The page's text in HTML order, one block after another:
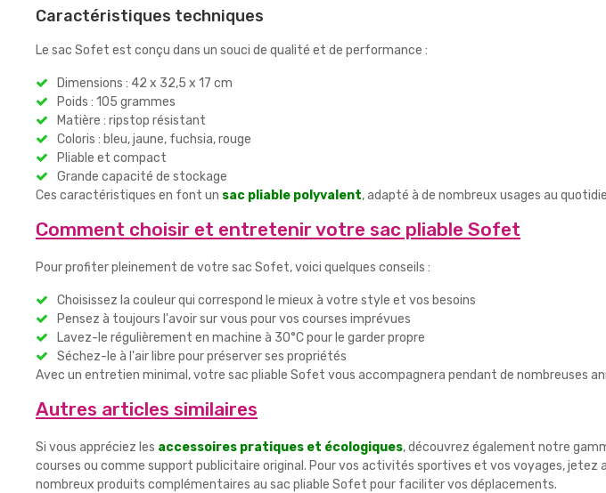
Caractéristiques techniques
Le sac Sofet est conçu dans un souci de qualité et de performance :
Dimensions : 42 x 32,5 x 17 cm
Poids : 105 grammes
Matière : ripstop résistant
Coloris : bleu, jaune, fuchsia, rouge
Pliable et compact
Grande capacité de stockage
Ces caractéristiques en font un sac pliable polyvalent, adapté à de nombreux usages au
Comment choisir et entretenir votre sac pliable Sofet
Pour profiter pleinement de votre sac Sofet, voici quelques conseils :
Choisissez la couleur qui correspond le mieux à votre style et vos besoins
Pensez à toujours l'avoir sur vous pour vos courses imprévues
Lavez-le régulièrement en machine à 30°C pour le garder propre
Séchez-le à l'air libre pour préserver ses propriétés
Avec un entretien minimal, votre sac pliable Sofet vous accompagnera pendant de nombreuses
Autres articles similaires
Si vous appréciez les accessoires pratiques et écologiques, découvrez également notre
courses ou comme support publicitaire original. Pour vos activités sportives et vos voyages, jetez
nombreux produits complémentaires au sac pliable Sofet pour faciliter vos déplacements.